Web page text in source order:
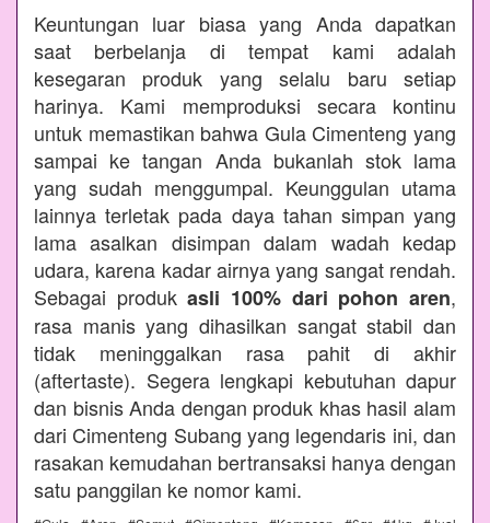
Keuntungan luar biasa yang Anda dapatkan
saat berbelanja di tempat kami adalah
kesegaran produk yang selalu baru setiap
harinya. Kami memproduksi secara kontinu
untuk memastikan bahwa Gula Cimenteng yang
sampai ke tangan Anda bukanlah stok lama
yang sudah menggumpal. Keunggulan utama
lainnya terletak pada daya tahan simpan yang
lama asalkan disimpan dalam wadah kedap
udara, karena kadar airnya yang sangat rendah.
Sebagai produkasli 100% dari pohon aren,
rasa manis yang dihasilkan sangat stabil dan
tidak meninggalkan rasa pahit di akhir
(aftertaste). Segera lengkapi kebutuhan dapur
dan bisnis Anda dengan produk khas hasil alam
dari Cimenteng Subang yang legendaris ini, dan
rasakan kemudahan bertransaksi hanya dengan
satu panggilan ke nomor kami.